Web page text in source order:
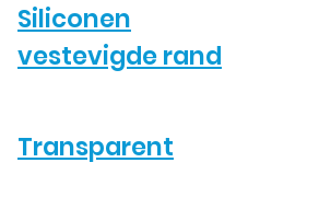
Siliconen
vestevigde rand
Transparent